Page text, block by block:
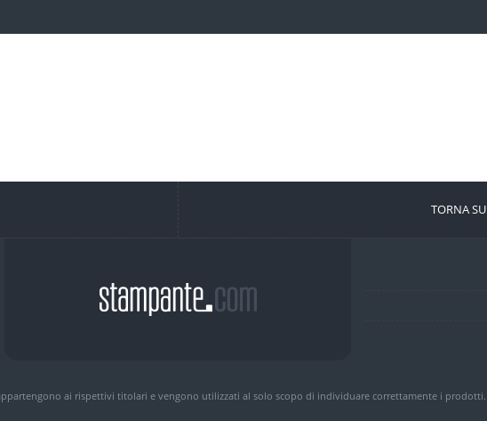
TORNA SU
ai rispettivi titolari e vengono utilizzati al solo scopo di individuare correttamente i prodotti.